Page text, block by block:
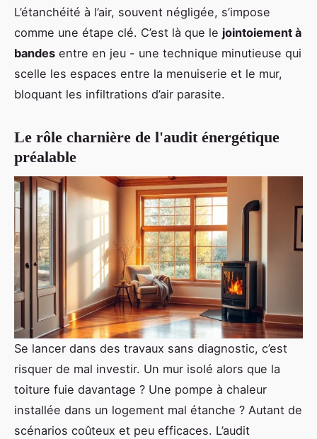
L’étanchéité à l’air, souvent négligée, s’impose
comme une étape clé. C’est là que le jointoiement à
bandes entre en jeu - une technique minutieuse qui
scelle les espaces entre la menuiserie et le mur,
bloquant les infiltrations d’air parasite.
Le rôle charnière de l'audit énergétique
préalable
Se lancer dans des travaux sans diagnostic, c’est
risquer de mal investir. Un mur isolé alors que la
toiture fuie davantage ? Une pompe à chaleur
installée dans un logement mal étanche ? Autant de
scénarios coûteux et peu efficaces. L’audit